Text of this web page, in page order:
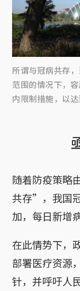
所谓与冠病共存
范围的情况下，
内限制措施，以
随着防疫策
共存”，我国
加，每日新增
在此情势下，
部署医疗资源
针，并呼吁人